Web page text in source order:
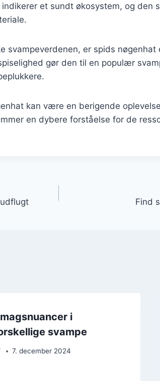
et sundt økosystem, og den
svampeverdenen, er spids nøgenhat
gør den til en populær
kan være en berigende
en dybere forståelse for de
Find
i
svampe
7. december 2024